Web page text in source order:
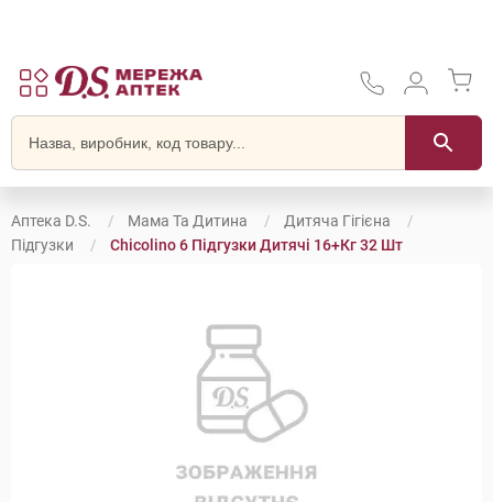
Аптека D.S. Мама Та Дитина
Дитяча Гігієна
Підгузки
Chicolino 6 Підгузки Дитячі 16+кг 32 Шт